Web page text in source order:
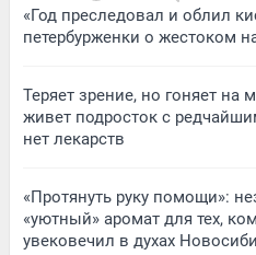
«Год преследовал и облил
петербурженки о жестоком
Теряет зрение, но гоняет на
живет подросток с
нет лекарств
«Протянуть руку помощи»:
«уютный» аромат для тех,
увековечил в духах